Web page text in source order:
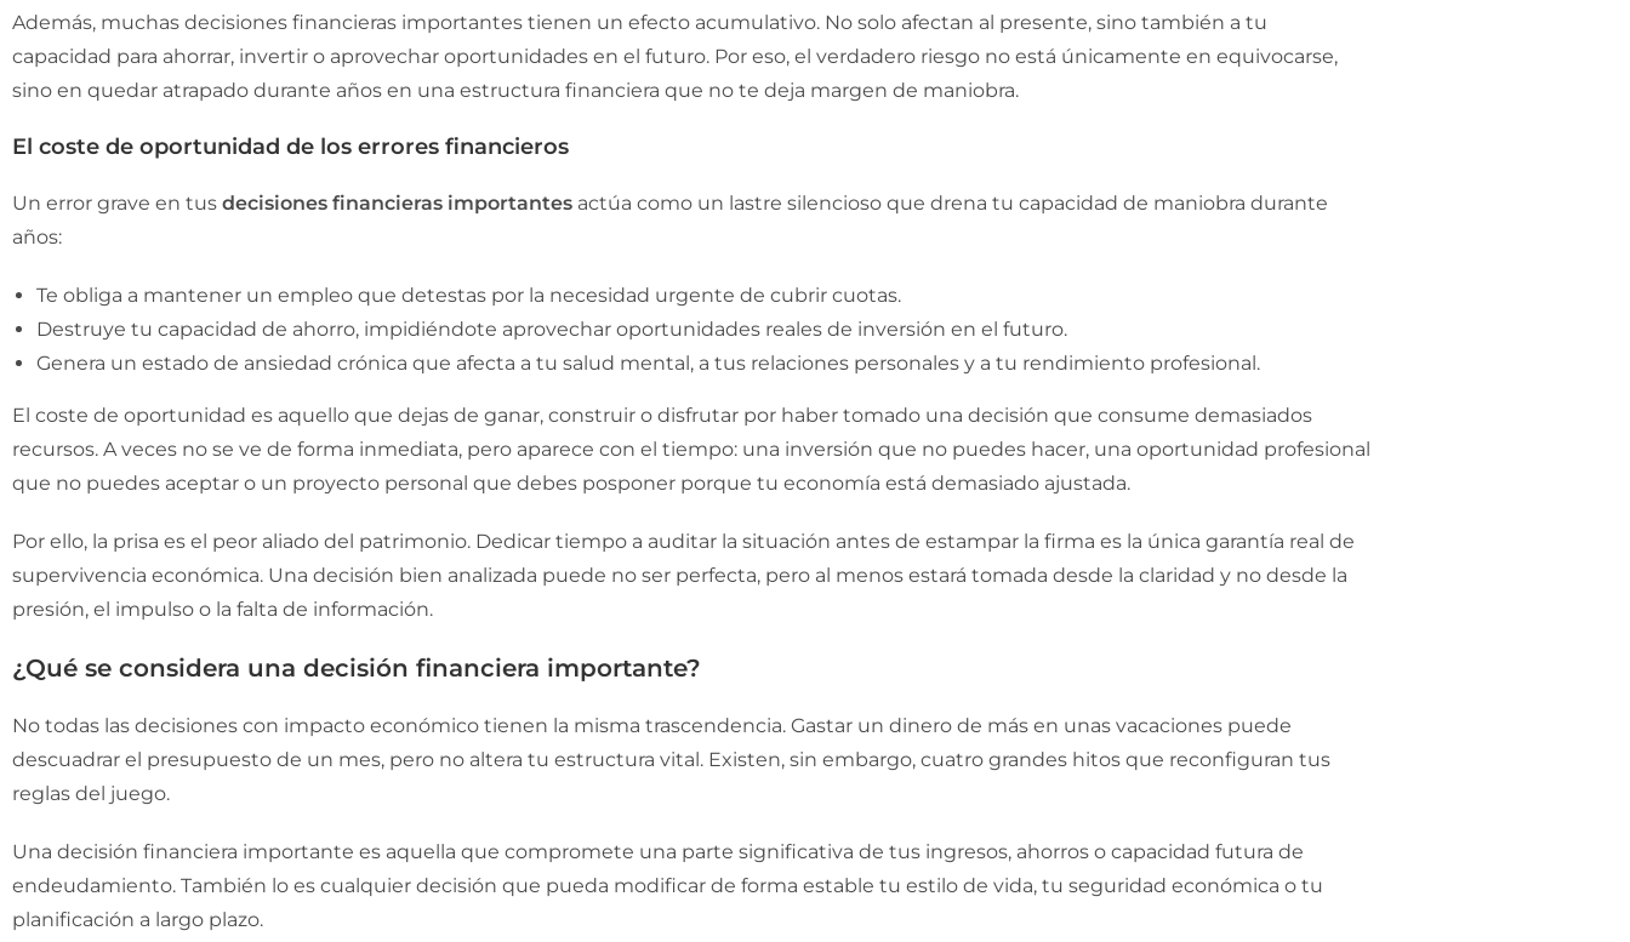
Además, muchas decisiones financieras importantes tienen un efecto acumulativo. No solo afectan al presente, sino también a tu
capacidad para ahorrar, invertir o aprovechar oportunidades en el futuro. Por eso, el verdadero riesgo no está únicamente en equivocarse,
sino en quedar atrapado durante años en una estructura financiera que no te deja margen de maniobra.
El coste de oportunidad de los errores financieros
Un error grave en tus decisiones financieras importantes actúa como un lastre silencioso que drena tu capacidad de maniobra durante
años:
Te obliga a mantener un empleo que detestas por la necesidad urgente de cubrir cuotas.
Destruye tu capacidad de ahorro, impidiéndote aprovechar oportunidades reales de inversión en el futuro.
Genera un estado de ansiedad crónica que afecta a tu salud mental, a tus relaciones personales y a tu rendimiento profesional.
El coste de oportunidad es aquello que dejas de ganar, construir o disfrutar por haber tomado una decisión que consume demasiados
recursos. A veces no se ve de forma inmediata, pero aparece con el tiempo: una inversión que no puedes hacer, una oportunidad profesional
que no puedes aceptar o un proyecto personal que debes posponer porque tu economía está demasiado ajustada.
Por ello, la prisa es el peor aliado del patrimonio. Dedicar tiempo a auditar la situación antes de estampar la firma es la única garantía real de
supervivencia económica. Una decisión bien analizada puede no ser perfecta, pero al menos estará tomada desde la claridad y no desde la
presión, el impulso o la falta de información.
¿Qué se considera una decisión financiera importante?
No todas las decisiones con impacto económico tienen la misma trascendencia. Gastar un dinero de más en unas vacaciones puede
descuadrar el presupuesto de un mes, pero no altera tu estructura vital. Existen, sin embargo, cuatro grandes hitos que reconfiguran tus
reglas del juego.
Una decisión financiera importante es aquella que compromete una parte significativa de tus ingresos, ahorros o capacidad futura de
endeudamiento. También lo es cualquier decisión que pueda modificar de forma estable tu estilo de vida, tu seguridad económica o tu
planificación a largo plazo.